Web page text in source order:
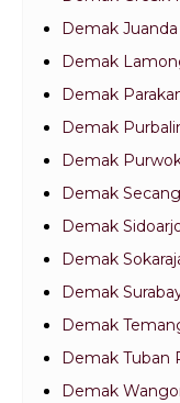
Demak
Demak
Demak
Demak
Demak
Demak
Demak
Demak
Demak
Demak
Demak Tuban
Demak